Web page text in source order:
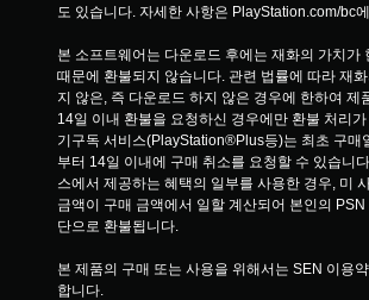
도 있습니다. 자세한 사항은 PlayStation.com/bc
본 소프트웨어는 다운로드 후에는 재화의 가치가
때문에 환불되지 않습니다. 관련 법률에 따라 재
지 않은, 즉 다운로드 하지 않은 경우에 한하여 제
14일 이내 환불을 요청하신 경우에만 환불 처리
기구독 서비스(PlayStation®Plus등)는 최초 구매
부터 14일 이내에 구매 취소를 요청할 수 있습니
스에서 제공하는 혜택의 일부를 사용한 경우, 미
금액이 구매 금액에서 일할 계산되어 본인의
단으로 환불됩니다.
본 제품의 구매 또는 사용을 위해서는 SEN 이용
합니다.